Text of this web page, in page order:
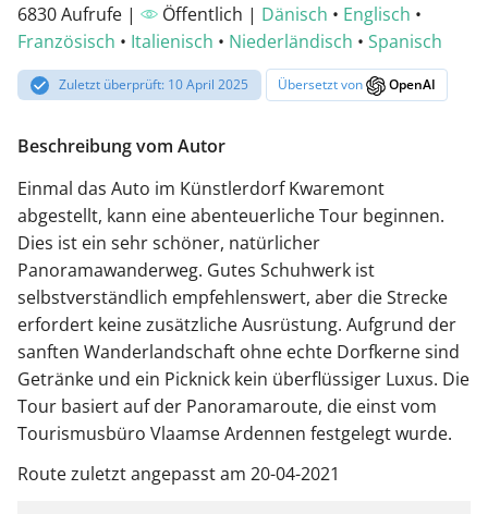
6830 Aufrufe | Öffentlich | Dänisch • Englisch •
Französisch • Italienisch • Niederländisch • Spanisch
Zuletzt überprüft: 10 April 2025 Übersetzt von OpenAI
Beschreibung vom Autor
Einmal das Auto im Künstlerdorf Kwaremont
abgestellt, kann eine abenteuerliche Tour beginnen.
Dies ist ein sehr schöner, natürlicher
Panoramawanderweg. Gutes Schuhwerk ist
selbstverständlich empfehlenswert, aber die Strecke
erfordert keine zusätzliche Ausrüstung. Aufgrund der
sanften Wanderlandschaft ohne echte Dorfkerne sind
Getränke und ein Picknick kein überflüssiger Luxus. Die
Tour basiert auf der Panoramaroute, die einst vom
Tourismusbüro Vlaamse Ardennen festgelegt wurde.
Route zuletzt angepasst am 20-04-2021